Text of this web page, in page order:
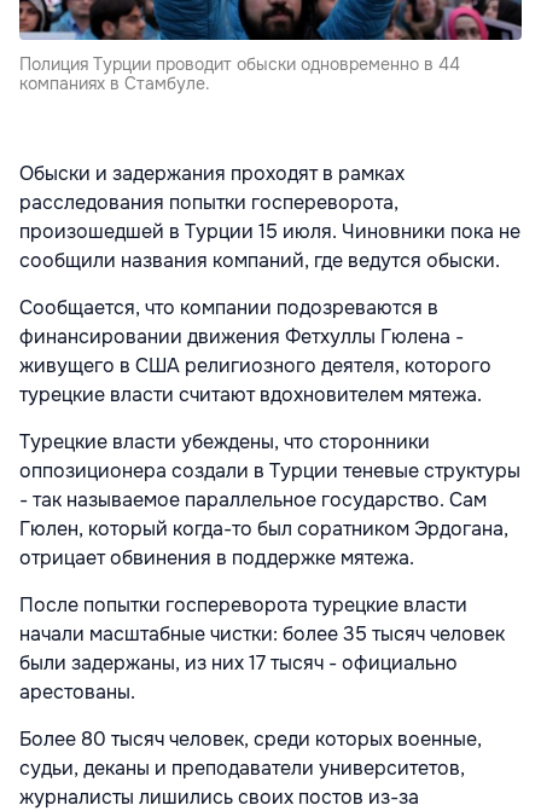
Полиция Турции проводит обыски одновременно в 44
компаниях в Стамбуле.
Обыски и задержания проходят в рамках
расследования попытки госпереворота,
произошедшей в Турции 15 июля. Чиновники пока не
сообщили названия компаний, где ведутся обыски.
Сообщается, что компании подозреваются в
финансировании движения Фетхуллы Гюлена -
живущего в США религиозного деятеля, которого
турецкие власти считают вдохновителем мятежа.
Турецкие власти убеждены, что сторонники
оппозиционера создали в Турции теневые структуры
- так называемое параллельное государство. Сам
Гюлен, который когда-то был соратником Эрдогана,
отрицает обвинения в поддержке мятежа.
После попытки госпереворота турецкие власти
начали масштабные чистки: более 35 тысяч человек
были задержаны, из них 17 тысяч - официально
арестованы.
Более 80 тысяч человек, среди которых военные,
судьи, деканы и преподаватели университетов,
журналисты лишились своих постов из-за